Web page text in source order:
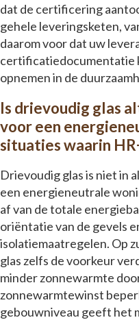
dat de certificering
gehele leveringsketen,
daarom voor dat uw
certificatiedocumentatie
opnemen in de
Is drievoudig glas
voor een
situaties waarin
Drievoudig glas is niet in
een energieneutrale
af van de totale
oriëntatie van de gevels
isolatiemaatregelen. Op
glas zelfs de voorkeur
minder zonnewarmte
zonnewarmtewinst
gebouwniveau geeft het